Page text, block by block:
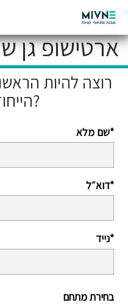
המתחמים שלנו
ארטישופ גן
רוצה להיות
הייחודיים שלנו?
שם מלא*
דוא״ל*
נייד*
בחירת מתחם